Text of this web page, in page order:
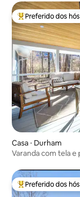
Entre os melhores
Preferido dos
Casa ⋅ Durham
Varanda com tela e
Entre os melhores
Preferido dos